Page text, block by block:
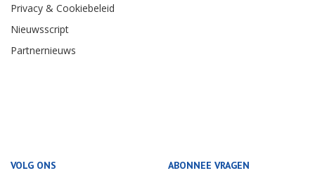
Privacy & Cookiebeleid
Nieuwsscript
Partnernieuws
VOLG ONS ABONNEE VRAGEN